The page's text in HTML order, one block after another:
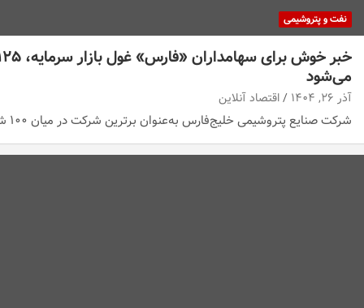
نفت و پتروشیمی
می‌شود
آذر ۲۶, ۱۴۰۴ اقتصاد آنلاین
شرکت صنایع پتروشیمی خلیج‌فارس به‌عنوان برترین شرکت در میان ۱۰۰ شرکت برتر ایران، از محل سود…